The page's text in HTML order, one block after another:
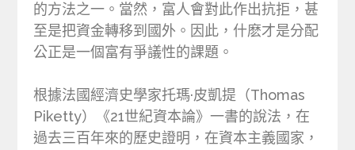
的方法之一。當然，富人會對此作出抗拒，甚
至是把資金轉移到國外。因此，什麽才是分配
公正是一個富有爭議性的課題。
根據法國經濟史學家托瑪·皮凱提（Thomas
Piketty）《21世紀資本論》一書的說法，在
過去三百年來的歷史證明，在資本主義國家，